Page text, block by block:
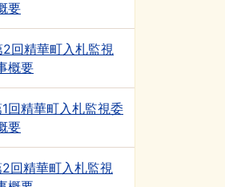
要
回精華町入札監視
概要
回精華町入札監視委
要
回精華町入札監視